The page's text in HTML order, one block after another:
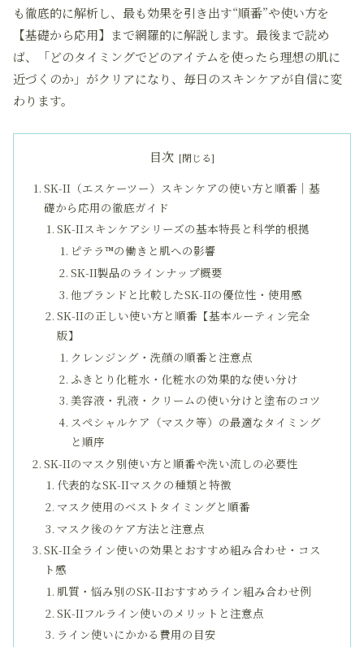
も徹底的に解析し、最も効果を引き出す“順番”や使い方を
【基礎から応用】まで網羅的に解説します。最後まで読め
ば、「どのタイミングでどのアイテムを使ったら理想の肌に
近づくのか」がクリアになり、毎日のスキンケアが自信に変
わります。
目次
SK-II（エスケーツー）スキンケアの使い方と順番｜基
礎から応用の徹底ガイド
SK-IIスキンケアシリーズの基本特長と科学的根拠
ピテラ™の働きと肌への影響
SK-II製品のラインナップ概要
他ブランドと比較したSK-IIの優位性・使用感
SK-IIの正しい使い方と順番【基本ルーティン完全
版】
クレンジング・洗顔の順番と注意点
ふきとり化粧水・化粧水の効果的な使い分け
美容液・乳液・クリームの使い分けと塗布のコツ
スペシャルケア（マスク等）の最適なタイミング
と順序
SK-IIのマスク別使い方と順番や洗い流しの必要性
代表的なSK-IIマスクの種類と特徴
マスク使用のベストタイミングと順番
マスク後のケア方法と注意点
SK-II全ライン使いの効果とおすすめ組み合わせ・コス
ト感
肌質・悩み別のSK-IIおすすめライン組み合わせ例
SK-IIフルライン使いのメリットと注意点
ライン使いにかかる費用の目安